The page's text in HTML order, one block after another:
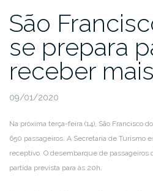
São
se prepara
receber
09/01/2020
Na próxima terça-feira (14), São Francisco
650 passageiros. A Secretaria de Turismo
receptivo. O desembarque de passageiros
partida prevista para às 20h.